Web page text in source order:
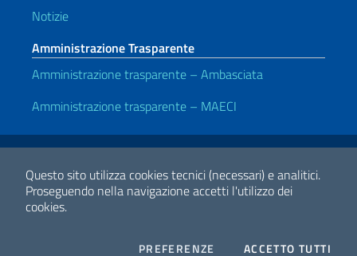
Questo sito utilizza cookies tecnici (necessari) e analitici.
Proseguendo nella navigazione accetti l'utilizzo dei
cookies.
PREFERENZE COOKIESACCETTO TUTTI
Notizie
Amministrazione Trasparente
Amministrazione trasparente – Ambasciata
Amministrazione trasparente – MAECI
Link Utili